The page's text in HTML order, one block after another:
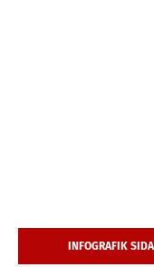
INFOGRAFIK